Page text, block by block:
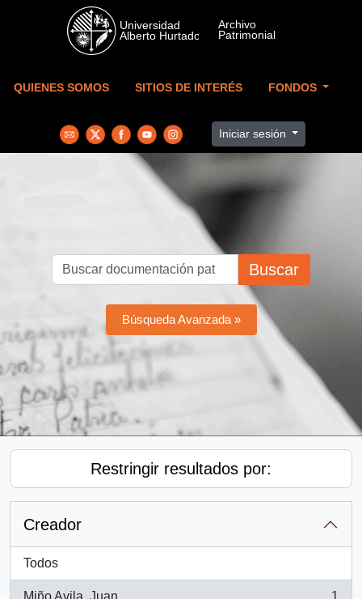
Skip to main content
QUIENES SOMOS SITIOS DE INTERÉS FONDOS
Iniciar sesión
Buscar
Búsqueda Avanzada »
Restringir resultados por:
Creador
Todos
Miño Avila, Juan 1